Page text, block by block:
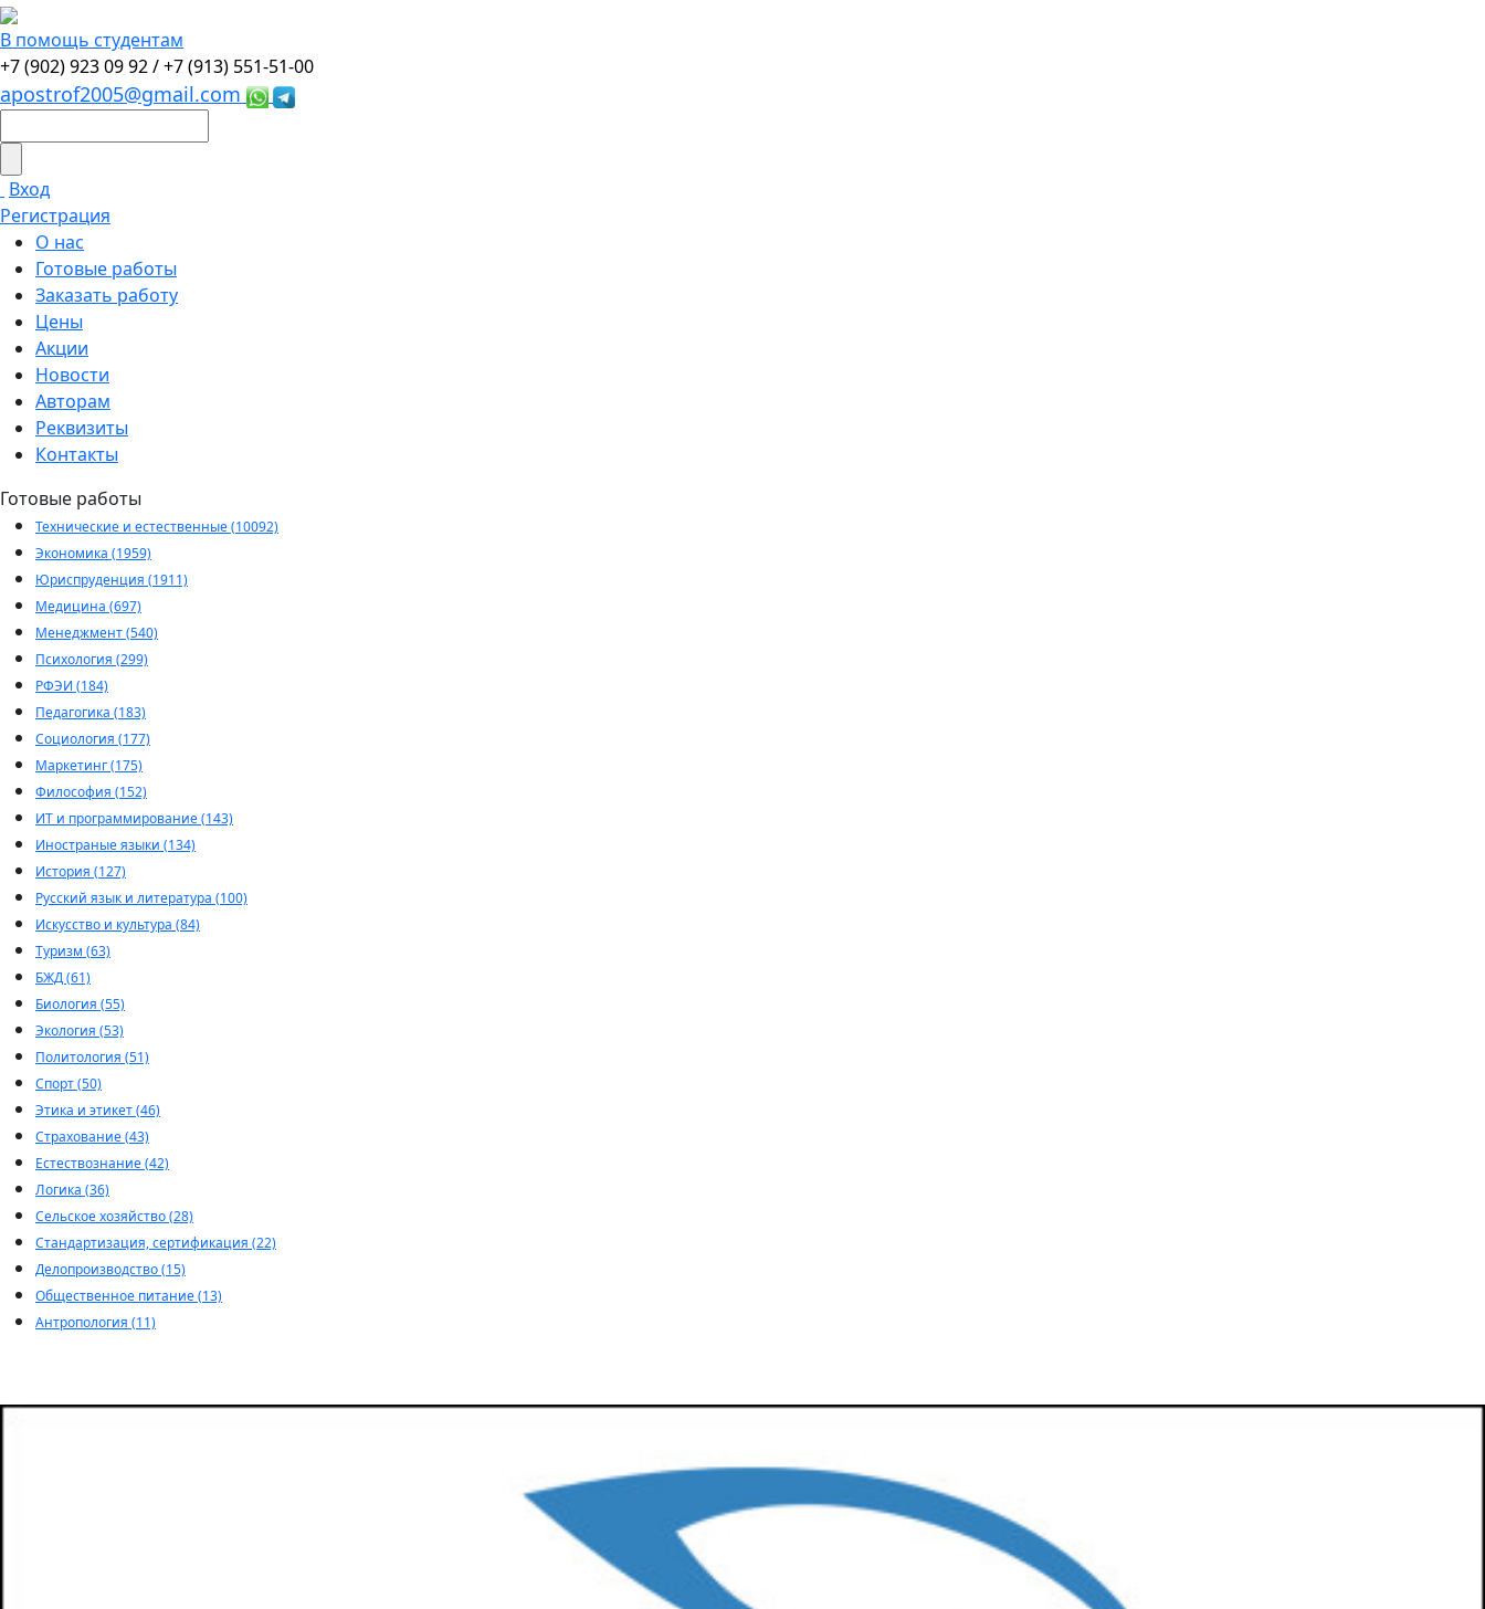
В помощь студентам
+7 (902) 923 09 92 /+7 (913) 551-51-00
apostrof2005@gmail.com
Вход
Регистрация
О нас
Готовые работы
Заказать работу
Цены
Акции
Новости
Авторам
Реквизиты
Контакты
Готовые работы
Технические и естественные (10092)
Экономика (1959)
Юриспруденция (1911)
Медицина (697)
Менеджмент (540)
Психология (299)
РФЭИ (184)
Педагогика (183)
Социология (177)
Маркетинг (175)
Философия (152)
ИТ и программирование (143)
Иностраные языки (134)
История (127)
Русский язык и литература (100)
Искусство и культура (84)
Туризм (63)
БЖД (61)
Биология (55)
Экология (53)
Политология (51)
Спорт (50)
Этика и этикет (46)
Страхование (43)
Естествознание (42)
Логика (36)
Сельское хозяйство (28)
Стандартизация, сертификация (22)
Делопроизводство (15)
Общественное питание (13)
Антропология (11)